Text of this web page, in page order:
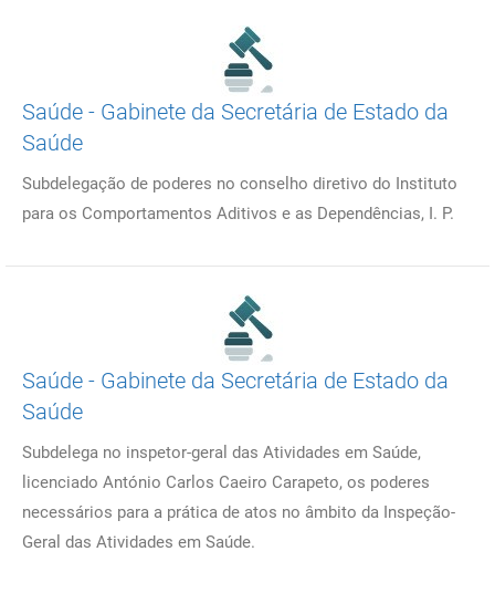
Saúde - Gabinete da Secretária de Estado da
Saúde
Subdelegação de poderes no conselho diretivo do Instituto
para os Comportamentos ­Aditivos e as Dependências, I. P.
Saúde - Gabinete da Secretária de Estado da
Saúde
Subdelega no inspetor-geral das Atividades em Saúde,
licenciado António Carlos Caeiro Carapeto, os poderes
necessários para a prática de atos no âmbito da Inspeção-
Geral das Atividades em Saúde.